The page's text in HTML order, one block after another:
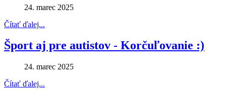
24. marec 2025
Čítať ďalej...
Šport aj pre autistov - Korčuľovanie :)
24. marec 2025
Čítať ďalej...